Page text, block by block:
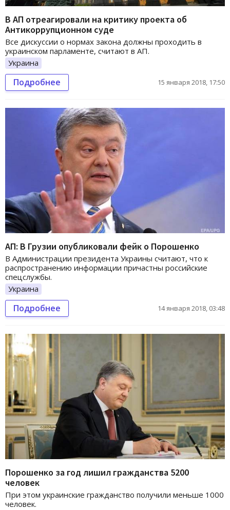
В АП отреагировали на критику проекта об
Антикоррупционном суде
Все дискуссии о нормах закона должны проходить в
украинском парламенте, считают в АП.
Украина
Подробнее 15 января 2018, 17:50
АП: В Грузии опубликовали фейк о Порошенко
В Администрации президента Украины считают, что к
распространению информации причастны российские
спецслужбы.
Украина
Подробнее 14 января 2018, 03:48
Порошенко за год лишил гражданства 5200
человек
При этом украинские гражданство получили меньше 1000
человек.